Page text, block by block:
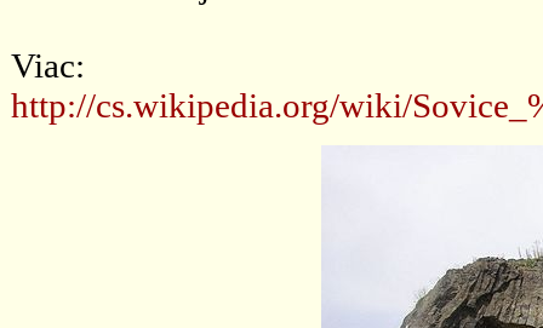
Viac:
http://cs.wikipedia.org/wiki/